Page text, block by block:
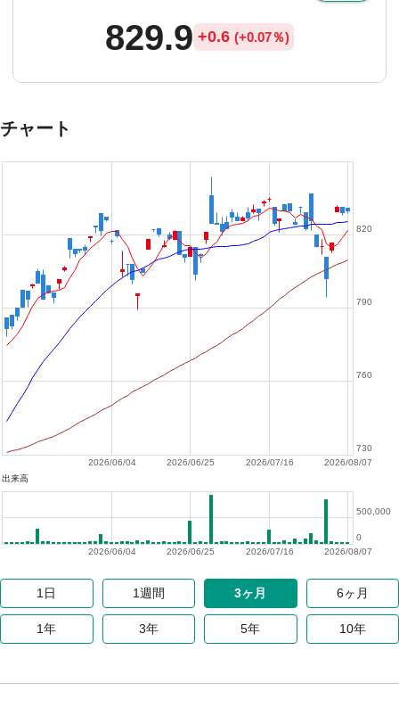
829.9 +0.6 (+0.07％)
チャート
2026/08/07
2026/07/16
2026/06/25
2026/06/04
730
760
790
820
出来高
2026/08/07
2026/07/16
2026/06/25
2026/06/04
0
500,000
1日 1週間 3ヶ月 6ヶ月
1年 3年 5年 10年